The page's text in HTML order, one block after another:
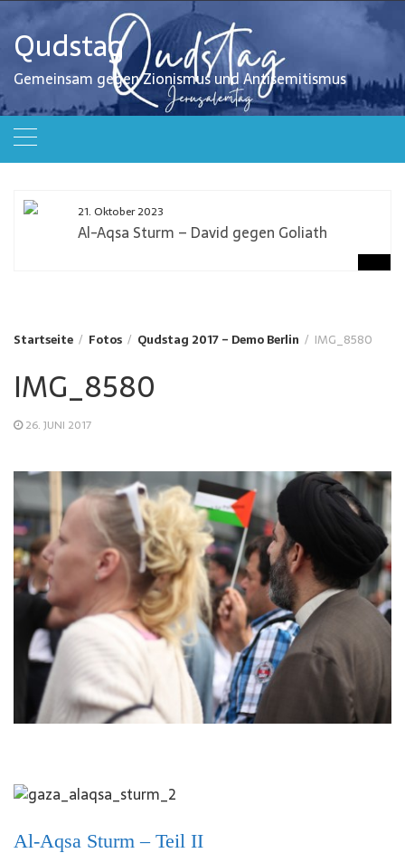
Zum
Inhalt
springen
Qudstag
Gemeinsam gegen Zionismus und Antisemitismus
21. Oktober 2023
Al-Aqsa Sturm – David gegen Goliath
Startseite Fotos Qudstag 2017 – Demo Berlin IMG_8580
IMG_8580
26. JUNI 2017
Al-Aqsa Sturm – Teil II